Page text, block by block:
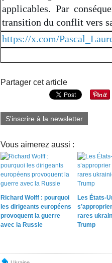
applicables. Par
transition du conflit vers
https://x.com/
Partager cet article
S'inscrire à la newsletter
Vous aimerez aussi :
Richard Wolff : pourquoi
les dirigeants européens
provoquent la guerre
avec la Russie
Les États-
rares
Trump